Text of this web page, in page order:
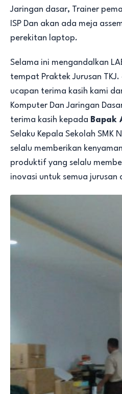
Jaringan dasar, Trainer
ISP Dan akan ada meja
perekitan laptop.
Selama ini mengandalkan
tempat Praktek Jurusan
ucapan terima kasih kami
Komputer Dan Jaringan
terima kasih kepada Bapak
Selaku Kepala Sekolah SMK
selalu memberikan
produktif yang selalu
inovasi untuk semua jurusan